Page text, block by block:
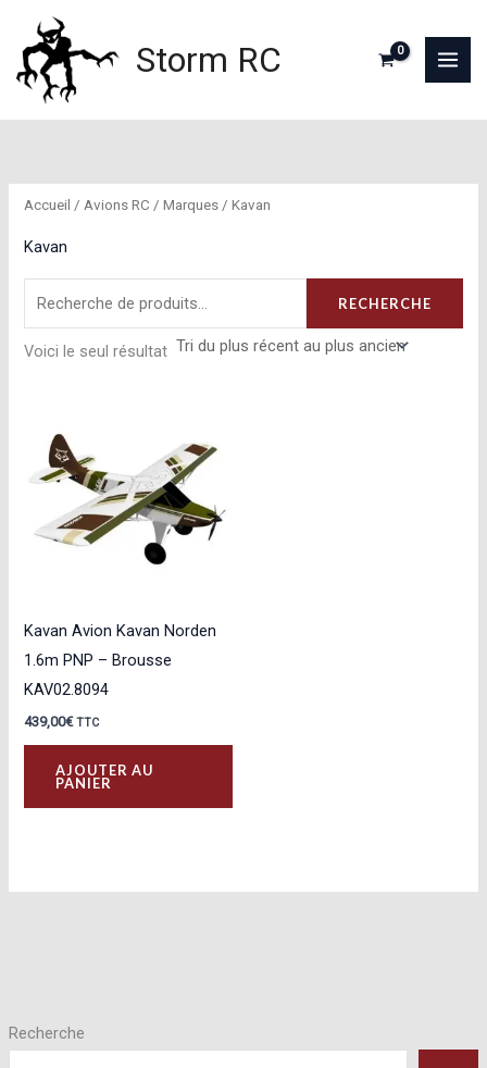
contenu
Storm RC
Recherche
Accueil / Avions RC /Marques / Kavan
Kavan
RECHERCHE
Voici le seul résultat
Kavan Avion Kavan Norden
1.6m PNP – Brousse
KAV02.8094
439,00€ TTC
AJOUTER AU
PANIER